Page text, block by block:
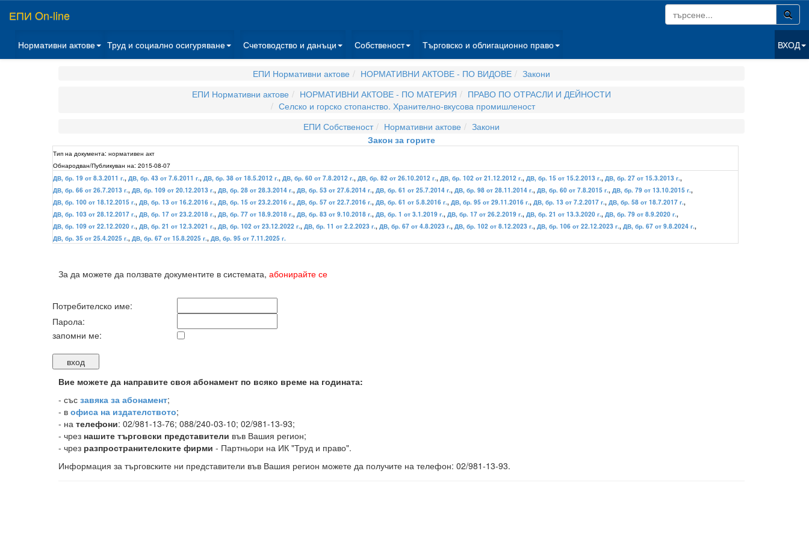
ЕПИ On-line
Нормативни актове Труд и социално осигуряване Счетоводство и данъци Собственост Търговско и облигационно право ВХОД
ЕПИ Нормативни актове НОРМАТИВНИ АКТОВЕ - ПО ВИДОВЕ
Закони
ЕПИ Нормативни актове
НОРМАТИВНИ АКТОВЕ - ПО МАТЕРИЯ
ПРАВО ПО ОТРАСЛИ И ДЕЙНОСТИ
Селско и горско стопанство. Хранително-вкусова промишленост
ЕПИ Собственост
Нормативни актове
Закони
Закон за горите
Тип на документа: нормативен акт
Обнародван/Публикуван на: 2015-08-07
ДВ, бр. 19 от 8.3.2011 г., ДВ, бр. 43 от 7.6.2011 г., ДВ, бр. 38 от 18.5.2012 г., ДВ, бр. 60 от 7.8.2012 г., ДВ, бр. 82 от 26.10.2012 г., ДВ, бр. 102 от 21.12.2012 г., ДВ, бр. 15 от 15.2.2013 г., ДВ, бр. 27 от 15.3.2013 г.,
ДВ, бр. 66 от 26.7.2013 г., ДВ, бр. 109 от 20.12.2013 г., ДВ, бр. 28 от 28.3.2014 г., ДВ, бр. 53 от 27.6.2014 г., ДВ, бр. 61 от 25.7.2014 г., ДВ, бр. 98 от 28.11.2014 г., ДВ, бр. 60 от 7.8.2015 г., ДВ, бр. 79 от 13.10.2015 г.,
ДВ, бр. 100 от 18.12.2015 г., ДВ, бр. 13 от 16.2.2016 г., ДВ, бр. 15 от 23.2.2016 г., ДВ, бр. 57 от 22.7.2016 г., ДВ, бр. 61 от 5.8.2016 г., ДВ, бр. 95 от 29.11.2016 г., ДВ, бр. 13 от 7.2.2017 г., ДВ, бр. 58 от 18.7.2017 г.,
ДВ, бр. 103 от 28.12.2017 г., ДВ, бр. 17 от 23.2.2018 г., ДВ, бр. 77 от 18.9.2018 г., ДВ, бр. 83 от 9.10.2018 г., ДВ, бр. 1 от 3.1.2019 г., ДВ, бр. 17 от 26.2.2019 г., ДВ, бр. 21 от 13.3.2020 г., ДВ, бр. 79 от 8.9.2020 г.,
ДВ, бр. 109 от 22.12.2020 г., ДВ, бр. 21 от 12.3.2021 г., ДВ, бр. 102 от 23.12.2022 г., ДВ, бр. 11 от 2.2.2023 г., ДВ, бр. 67 от 4.8.2023 г., ДВ, бр. 102 от 8.12.2023 г., ДВ, бр. 106 от 22.12.2023 г., ДВ, бр. 67 от 9.8.2024 г.,
ДВ, бр. 35 от 25.4.2025 г., ДВ, бр. 67 от 15.8.2025 г., ДВ, бр. 95 от 7.11.2025 г.
За да можете да ползвате документите в системата, абонирайте се
Потребителско име:
Парола:
запомни ме:
Вие можете да направите своя абонамент по всяко време на годината:
- със завяка за абонамент;
- в офиса на издателството;
- на телефони: 02/981-13-76; 088/240-03-10; 02/981-13-93;
- чрез нашите търговски представители във Вашия регион;
- чрез разпространителските фирми - Партньори на ИК "Труд и право".
Информация за търговските ни представители във Вашия регион можете да получите на телефон: 02/981-13-93.